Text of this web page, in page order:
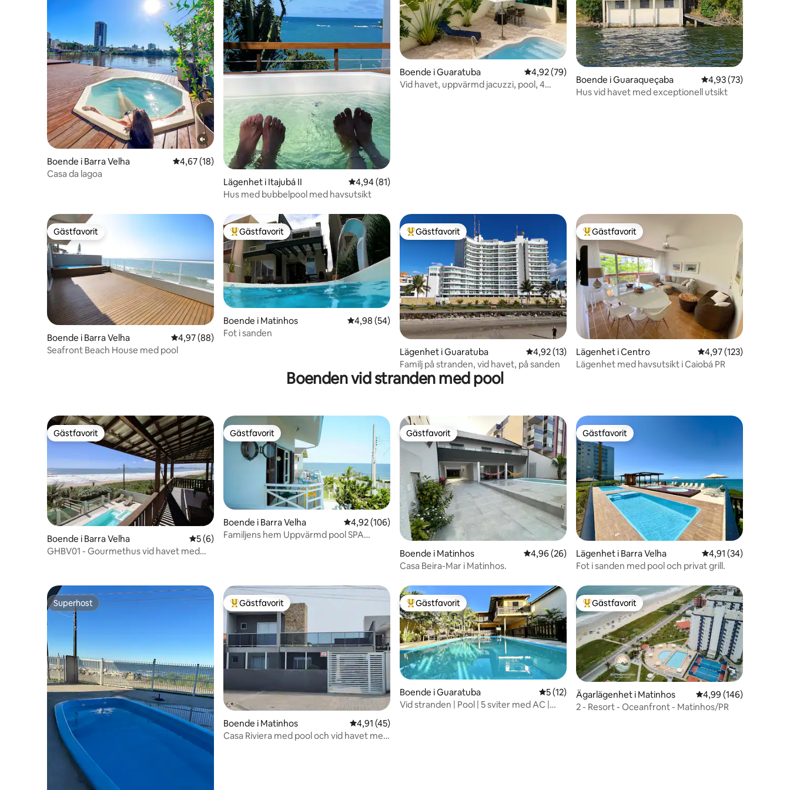
Boende i Barra Velha 4,67 av 5 i genomsnittligt betyg, 18 omdömen
4,67 (18)
Casa da lagoa
Lägenhet i Itajubá II 4,94 av 5 i genomsnittligt betyg, 81 omdömen
4,94 (81)
Hus med bubbelpool med havsutsikt
Boende i Guaratuba 4,92 av 5 i genomsnittligt betyg, 79 omdömen
4,92 (79)
Vid havet, uppvärmd jacuzzi, pool, 4
Boende i Guaraqueçaba 4,93 av 5 i
4,93 (73)
Hus vid havet med exceptionell utsikt
Gästfavorit
Gästfavorit
Boende i Barra Velha 4,97 av 5 i genomsnittligt betyg, 88 omdömen
4,97 (88)
Seafront Beach House med pool
Populär gästfavorit
Gästfavorit
Boende i Matinhos 4,98 av 5 i genomsnittligt betyg, 54 omdömen
4,98 (54)
Fot i sanden
Populär gästfavorit
Gästfavorit
Lägenhet i Guaratuba 4,92 av 5 i genomsnittligt betyg, 13 omdömen
4,92 (13)
Familj på stranden, vid havet, på sanden
Populär gästfavorit
Gästfavorit
Lägenhet i Centro 4,97 av 5 i
4,97 (123)
Lägenhet med havsutsikt i Caiobá PR
Boenden vid stranden med pool
Gästfavorit
Gästfavorit
Boende i Barra Velha 5 av 5 i genomsnittligt betyg, 6 omdömen
5 (6)
GHBV01 - Gourmethus vid havet med
Gästfavorit
Gästfavorit
Boende i Barra Velha 4,92 av 5 i genomsnittligt betyg, 106 omdömen
4,92 (106)
Familjens hem Uppvärmd pool SPA
Gästfavorit
Gästfavorit
Boende i Matinhos 4,96 av 5 i genomsnittligt betyg, 26 omdömen
4,96 (26)
Casa Beira-Mar i Matinhos.
Gästfavorit
Gästfavorit
Lägenhet i Barra Velha 4,91 av 5 i
4,91 (34)
Fot i sanden med pool och privat grill.
Superhost
Superhost Populär gästfavorit
Gästfavorit
Boende i Matinhos 4,91 av 5 i genomsnittligt betyg, 45 omdömen
4,91 (45)
Casa Riviera med pool och vid havet med
Populär gästfavorit
Gästfavorit
Boende i Guaratuba 5 av 5 i genomsnittligt betyg, 12 omdömen
5 (12)
Vid stranden | Pool | 5 sviter med AC |
Populär gästfavorit
Gästfavorit
Ägarlägenhet i Matinhos 4,99 av 5 i
4,99 (146)
2 - Resort - Oceanfront - Matinhos/PR